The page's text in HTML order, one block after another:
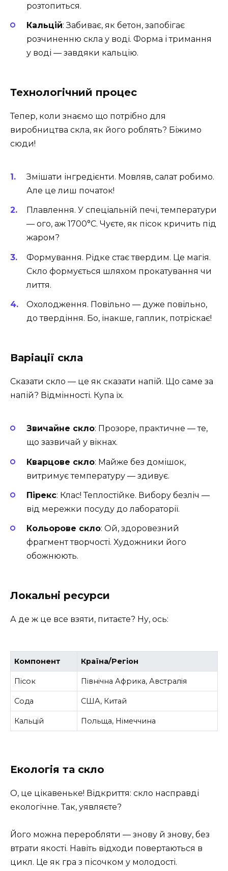
розтопиться.
Кальцій: Забиває, як бетон, запобігає
розчиненню скла у воді. Форма і тримання
у воді — завдяки кальцію.
Технологічний процес
Тепер, коли знаємо що потрібно для
виробництва скла, як його роблять? Біжимо
сюди!
Змішати інгредієнти. Мовляв, салат робимо.
Але це лиш початок!
Плавлення. У спеціальній печі, температури
— ого, аж 1700°C. Чуєте, як пісок кричить під
жаром?
Формування. Рідке стає твердим. Це магія.
Скло формується шляхом прокатування чи
лиття.
Охолодження. Повільно — дуже повільно,
до твердіння. Бо, інакше, гаплик, потріскає!
Варіації скла
Сказати скло — це як сказати напій. Що саме за
напій? Відмінності. Купа їх.
Звичайне скло: Прозоре, практичне — те,
що зазвичай у вікнах.
Кварцове скло: Майже без домішок,
витримує температуру — здивує.
Пірекс: Клас! Теплостійке. Вибору безліч —
від мережки посуду до лабораторії.
Кольорове скло: Ой, здоровезний
фрагмент творчості. Художники його
обожнюють.
Локальні ресурси
А де ж це все взяти, питаєте? Ну, ось:
Компонент Країна/Регіон
Пісок Північна Африка, Австралія
Сода США, Китай
Кальцій Польща, Німеччина
Екологія та скло
О, це цікавеньке! Відкриття: скло насправді
екологічне. Так, уявляєте?
Його можна переробляти — знову й знову, без
втрати якості. Навіть відходи повертаються в
цикл. Це як гра з пісочком у молодості.